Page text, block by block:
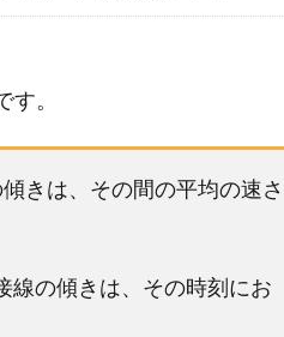
。
きは、その間の平均の速さ
線の傾きは、その時刻にお